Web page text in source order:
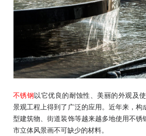
不锈钢以它优良的耐蚀性、美丽的外观及
景观工程上得到了广泛的应用。近年来，构
型建筑物、街道装饰等越来越多地使用不锈
市立体风景画不可缺少的材料。